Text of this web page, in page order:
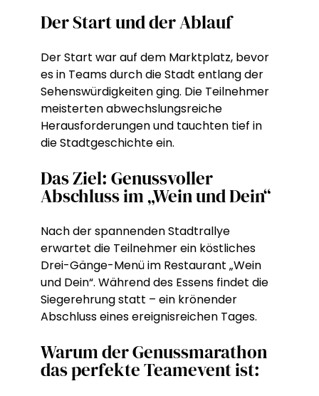
Der Start und der Ablauf
Der Start war auf dem Marktplatz, bevor
es in Teams durch die Stadt entlang der
Sehenswürdigkeiten ging. Die Teilnehmer
meisterten abwechslungsreiche
Herausforderungen und tauchten tief in
die Stadtgeschichte ein.
Das Ziel: Genussvoller
Abschluss im „Wein und Dein“
Nach der spannenden Stadtrallye
erwartet die Teilnehmer ein köstliches
Drei-Gänge-Menü im Restaurant „Wein
und Dein“. Während des Essens findet die
Siegerehrung statt – ein krönender
Abschluss eines ereignisreichen Tages.
Warum der Genussmarathon
das perfekte Teamevent ist: